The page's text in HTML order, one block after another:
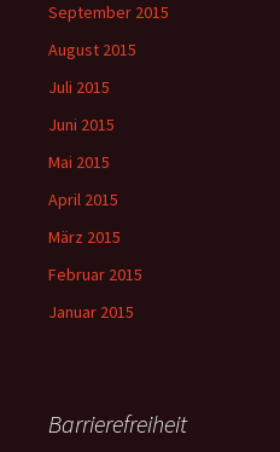
September 2015
August 2015
Juli 2015
Juni 2015
Mai 2015
April 2015
März 2015
Februar 2015
Januar 2015
Barrierefreiheit